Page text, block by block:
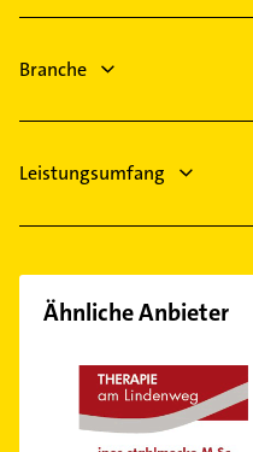
Heizung & Sanitär
Heizungsbauer
Heizungsfirmen
Branche
Leistungsumfang
Ähnliche Anbieter